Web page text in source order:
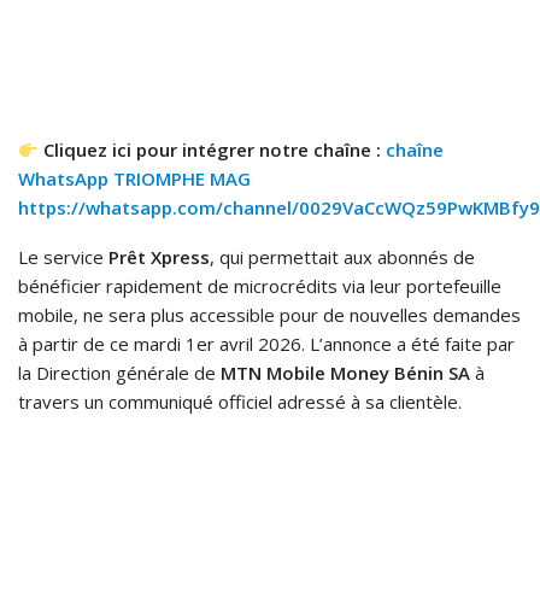
Cliquez ici pour intégrer notre chaîne : chaîne
WhatsApp TRIOMPHE MAG
https://whatsapp.com/channel/
Le service Prêt Xpress, qui permettait aux abonnés de
bénéficier rapidement de microcrédits via leur portefeuille
mobile, ne sera plus accessible pour de nouvelles demandes
à partir de ce mardi 1er avril 2026. L’annonce a été faite par
la Direction générale de MTN Mobile Money Bénin SA à
travers un communiqué officiel adressé à sa clientèle.